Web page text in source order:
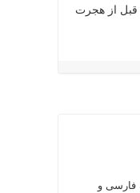
علی بن ابی طالب (ع)، امام اول، 23 قبل از هجرت - 40ق. نهج البلاغه - ماخذ | علی بن ابی طالب (ع)، امام اول، 23 قبل از هجرت
به زبان عربی و فارسی ارائه 5 نسخه از نهج البلاغه و اتصال آن به 31 ترجمه فارسی و